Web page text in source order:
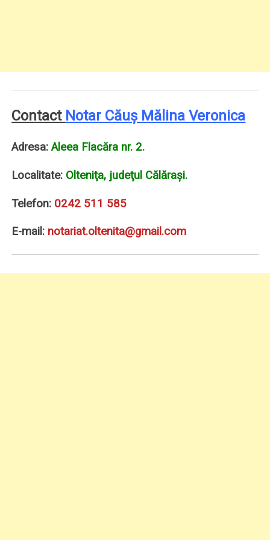
Contact Notar Căuş Mălina Veronica
Adresa:Aleea Flacăra nr. 2.
Localitate: Olteniţa, judeţul Călăraşi.
Telefon: 0242 511 585
E-mail: notariat.oltenita@gmail.com